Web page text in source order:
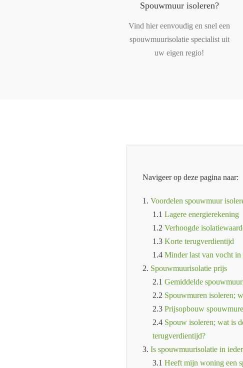
Spouwmuur isoleren?
Vind hier eenvoudig en snel een
spouwmuurisolatie specialist uit
uw eigen regio!
Navigeer op deze pagina naar:
1. Voordelen spouwmuur
1.1 Lagere energierekening
1.2 Verhoogde
1.3 Korte terugverdientijd
1.4 Minder last van vocht in
2. Spouwmuurisolatie prijs
2.1 Gemiddelde
2.2 Spouwmuren isoleren;
2.3 Prijsopbouw
2.4 Spouw isoleren; wat is
terugverdientijd?
3. Is spouwmuurisolatie in
3.1 Heeft mijn woning een